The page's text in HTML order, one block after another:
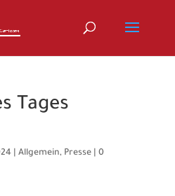
Tages
| Allgemein, Presse| 0